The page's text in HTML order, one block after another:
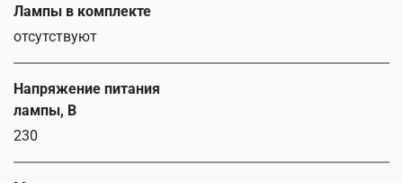
Лампы в комплекте
отсутствуют
Напряжение питания
лампы, В
230